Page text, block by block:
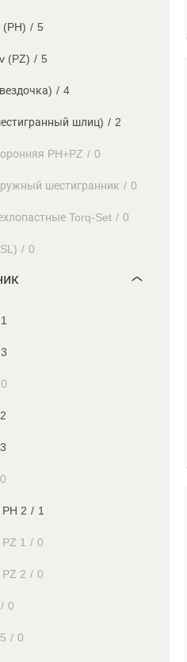
(PH) / 5
(PZ) / 5
/ 4
шлиц) / 2
PH+PZ / 0
шестигранник / 0
Torq-Set / 0
/ 0
1
3
0
2
3
0
2 / 1
1 / 0
PZ 2 / 0
/ 0
/ 0